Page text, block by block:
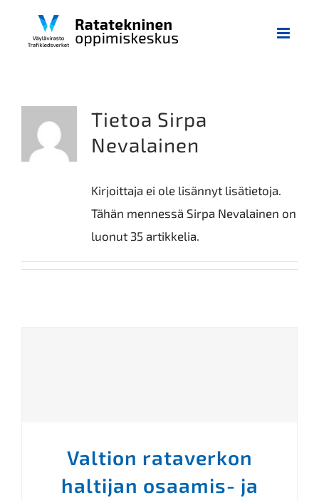
Tietoa Sirpa
Nevalainen
Kirjoittaja ei ole lisännyt lisätietoja.
Tähän mennessä Sirpa Nevalainen on
luonut 35 artikkelia.
Valtion rataverkon
haltijan osaamis- ja